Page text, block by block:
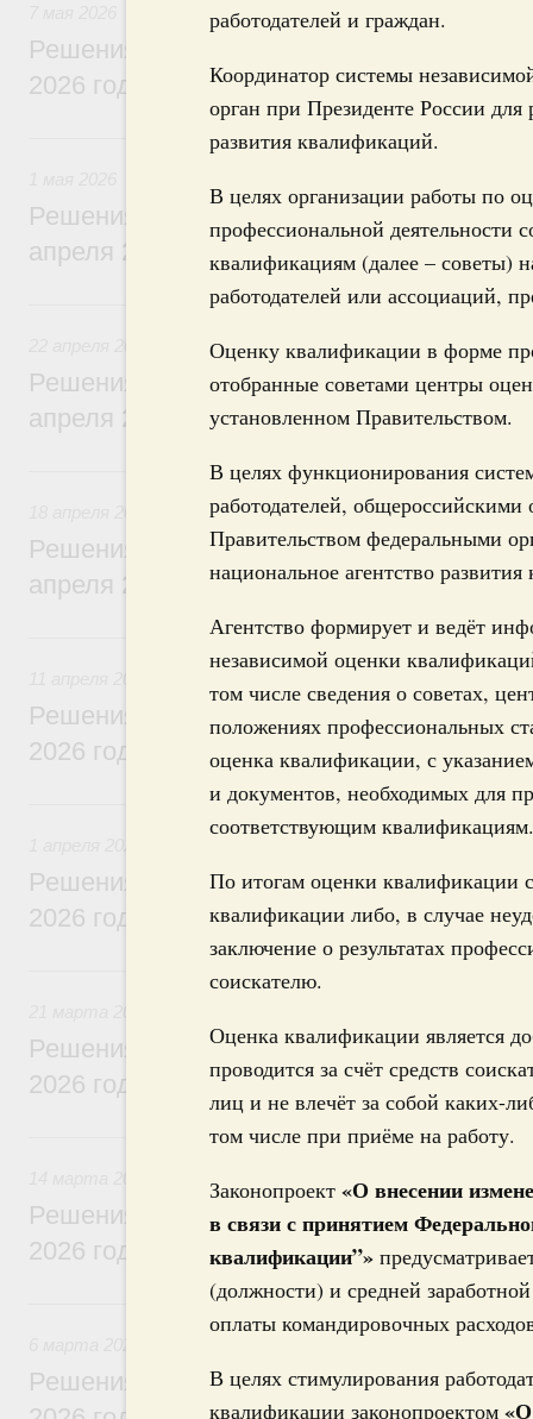
работодателей и граждан.
Координатор системы
орган при Президенте России
развития квалификаций.
В целях организации работы по
профессиональной деятельности
квалификациям (далее – советы)
работодателей или ассоциаций,
Оценку квалификации в форме
отобранные советами центры
установленном Правительством.
В целях функционирования
работодателей,
Правительством федеральными
национальное агентство
Агентство формирует и ведёт
независимой оценки
том числе сведения о советах,
положениях профессиональных
оценка квалификации, с
и документов, необходимых для
соответствующим квалификациям.
По итогам оценки квалификации
квалификации либо, в случае
заключение о результатах
соискателю.
Оценка квалификации является
проводится за счёт средств
лиц и не влечёт за собой каких-
том числе при приёме на работу.
Законопроект «О внесении
в связи с принятием
квалификации”»
(должности) и средней
оплаты командировочных
В целях стимулирования
квалификации законопроектом
Решения, принятые на заседании
2026 года
1 мая, пятница
Решения, принятые на заседании
апреля 2026 года
22 апреля, среда
Решения, принятые на заседании
апреля 2026 года
18 апреля, суббота
Решения, принятые на заседании
апреля 2026 года
11 апреля, суббота
Решения, принятые на заседании
2026 года
1 апреля, среда
Решения, принятые на заседании
2026 года
Решения, принятые на заседании
2026 года
14 марта, суббота
Решения, принятые на заседании
2026 года
6 марта, пятница
Решения, принятые на заседании